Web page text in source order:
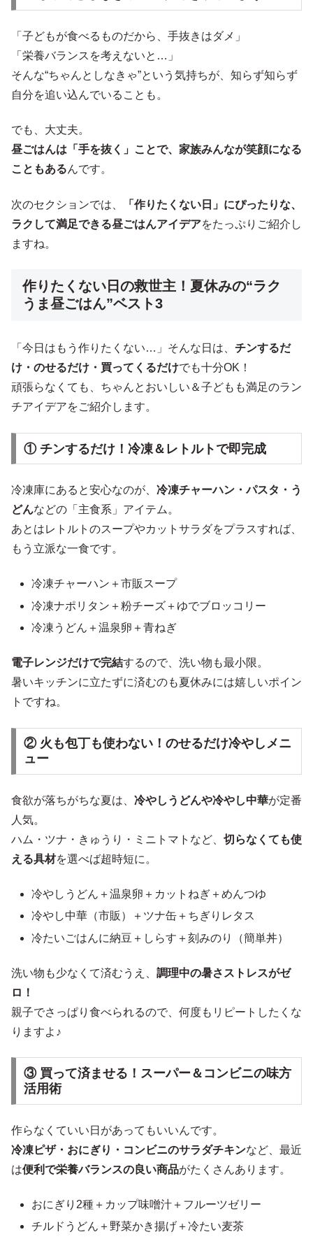
「子どもが食べるものだから、手抜きはダメ」
「栄養バランスを考えないと…」
そんな“ちゃんとしなきゃ”という気持ちが、知らず知らず
自分を追い込んでいることも。
でも、大丈夫。
昼ごはんは「手を抜く」ことで、家族みんなが笑顔になる
こともあるんです。
次のセクションでは、
「作りたくない日」にぴったりな、
ラクして満足できる昼ごはんアイデアをたっぷりご紹介し
ますね。
作りたくない日の救世主！夏休みの“ラク
うま昼ごはん”ベスト3
「今日はもう作りたくない…」そんな日は、 チンするだ
け・のせるだけ・買ってくるだけでも十分OK！
頑張らなくても、ちゃんとおいしい＆子どもも満足のラン
チアイデアをご紹介します。
① チンするだけ！冷凍＆レトルトで即完成
冷凍庫にあると安心なのが、 冷凍チャーハン・パスタ・う
どんなどの「主食系」アイテム。
あとはレトルトのスープやカットサラダをプラスすれば、
もう立派な一食です。
冷凍チャーハン＋市販スープ
冷凍ナポリタン＋粉チーズ＋ゆでブロッコリー
冷凍うどん＋温泉卵＋青ねぎ
電子レンジだけで完結するので、洗い物も最小限。
暑いキッチンに立たずに済むのも夏休みには嬉しいポイン
トですね。
② 火も包丁も使わない！のせるだけ冷やしメニ
ュー
食欲が落ちがちな夏は、 冷やしうどんや冷やし中華が定番
人気。
ハム・ツナ・きゅうり・ミニトマトなど、 切らなくても使
える具材を選べば超時短に。
冷やしうどん＋温泉卵＋カットねぎ＋めんつゆ
冷やし中華（市販）＋ツナ缶＋ちぎりレタス
冷たいごはんに納豆＋しらす＋刻みのり（簡単丼）
洗い物も少なくて済むうえ、 調理中の暑さストレスがゼ
ロ！
親子でさっぱり食べられるので、何度もリピートしたくな
りますよ♪
③ 買って済ませる！スーパー＆コンビニの味方
活用術
作らなくていい日があってもいいんです。
冷凍ピザ・おにぎり・コンビニのサラダチキンなど、最近
は便利で栄養バランスの良い商品がたくさんあります。
おにぎり2種＋カップ味噌汁＋フルーツゼリー
チルドうどん＋野菜かき揚げ＋冷たい麦茶